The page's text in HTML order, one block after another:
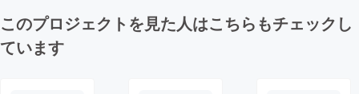
このプロジェクトを見た人はこちらもチェックし
ています